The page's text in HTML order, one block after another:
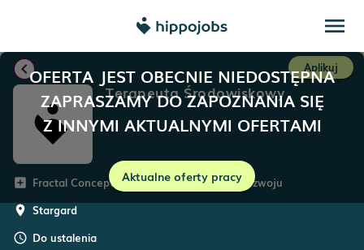
menu
OFERTA JEST OBECNIE NIEDOSTĘPNA
ZAPRASZAMY DO ZAPOZNANIA SIĘ
Z INNYMI AKTUALNYMI OFERTAMI
Aktualne oferty pracy
chevron_left Aplikuj
Terapeuta Środowiskowy
add_box Fractal Concept – Centrum Psychologii i Rozwoju
room Stargard
schedule Do ustalenia